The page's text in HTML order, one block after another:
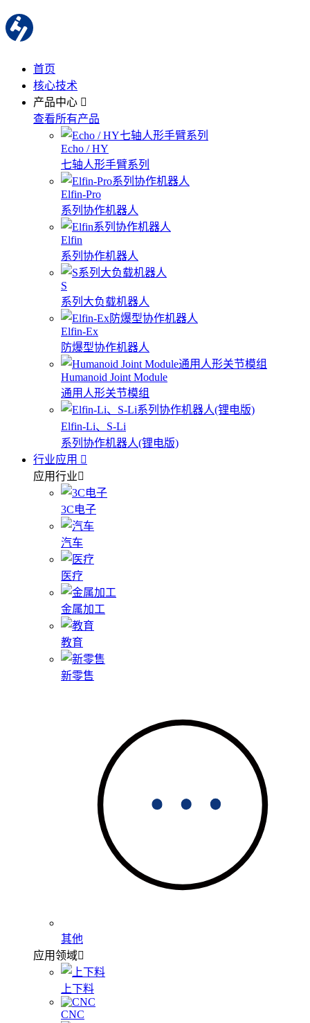
首页
核心技术
产品中心
查看所有产品
Echo / HY
七轴人形手臂系列
Elfin-Pro
系列协作机器人
Elfin
系列协作机器人
S
系列大负载机器人
Elfin-Ex
防爆型协作机器人
Humanoid Joint Module
通用人形关节模组
Elfin-Li、S-Li
系列协作机器人(锂电版)
行业应用
应用行业
3C电子
汽车
医疗
金属加工
教育
新零售
其他
应用领域
上下料
CNC